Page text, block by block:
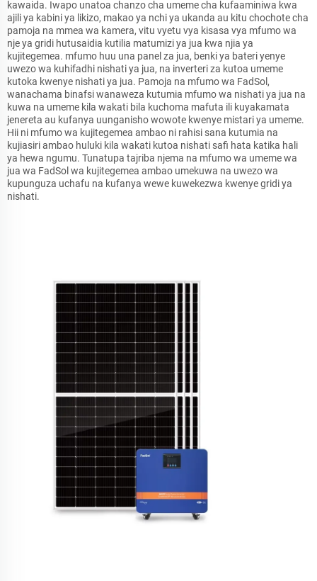
kawaida. Iwapo unatoa chanzo cha umeme cha kufaaminiwa kwa
ajili ya kabini ya likizo, makao ya nchi ya ukanda au kitu chochote cha
pamoja na mmea wa kamera, vitu vyetu vya kisasa vya mfumo wa
nje ya gridi hutusaidia kutilia matumizi ya jua kwa njia ya
kujitegemea. mfumo huu una panel za jua, benki ya bateri yenye
uwezo wa kuhifadhi nishati ya jua, na inverteri za kutoa umeme
kutoka kwenye nishati ya jua. Pamoja na mfumo wa FadSol,
wanachama binafsi wanaweza kutumia mfumo wa nishati ya jua na
kuwa na umeme kila wakati bila kuchoma mafuta ili kuyakamata
jenereta au kufanya uunganisho wowote kwenye mistari ya umeme.
Hii ni mfumo wa kujitegemea ambao ni rahisi sana kutumia na
kujiasiri ambao huluki kila wakati kutoa nishati safi hata katika hali
ya hewa ngumu. Tunatupa tajriba njema na mfumo wa umeme wa
jua wa FadSol wa kujitegemea ambao umekuwa na uwezo wa
kupunguza uchafu na kufanya wewe kuwekezwa kwenye gridi ya
nishati.